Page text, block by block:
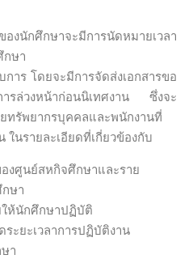
กศึกษาจะมีการนัดหมายเวลา
กษา
าร โดยจะมีการจัดส่งเอกสารขอ
ารล่วงหน้าก่อนนิเทศงาน ซึ่งจะ
ทรัพยากรบุคคลและพนักงานที่
ในรายละเอียดที่เกี่ยวข้องกับ
งศูนย์สหกิจศึกษาและราย
ษา
ห้นักศึกษาปฏิบัติ
ะยะเวลาการปฏิบัติงาน
า